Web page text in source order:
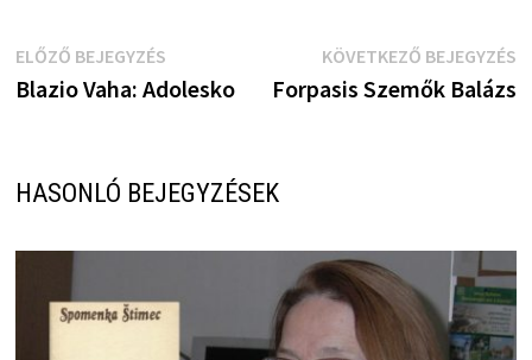
Bejegyzés
navigáció
ELŐZŐ BEJEGYZÉSElőző
bejegyzés:
Blazio Vaha: Adolesko
KÖVETKEZŐ BEJEGYZÉS
Forpasis Szemők Balázs
HASONLÓ BEJEGYZÉSEK